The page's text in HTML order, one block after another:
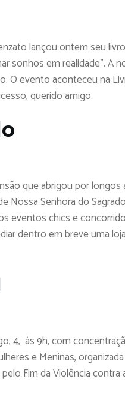
lançou ontem seu
sonhos em realidade”. A
O evento aconteceu na
querido amigo.
que abrigou por
Nossa Senhora do
eventos chics e
dentro em breve uma
4, às 9h, com
e Meninas,
Fim da Violência